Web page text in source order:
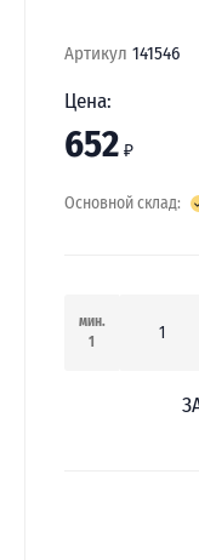
Артикул 141546
Цена:
652 ₽
Основной склад:
мин.
1